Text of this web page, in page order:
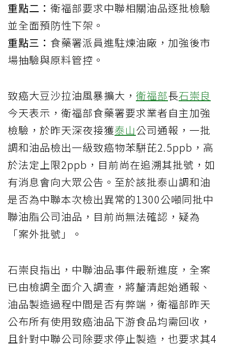
重點二： 衛福部要求中聯相關油品逐批檢驗
並全面預防性下架。
重點三： 食藥署派員進駐煉油廠，加強後市
場抽驗與原料管控。
致癌大豆沙拉油風暴擴大， 衛福部長石崇良
今天表示，衛福部食藥署要求業者自主加強
檢驗，於昨天深夜接獲泰山公司通報，一批
調和油品檢出一級致癌物苯駢芘2.5ppb，高
於法定上限2ppb，目前尚在追溯其批號，如
有消息會向大眾公告。至於該批泰山調和油
是否為中聯本次檢出異常的1300公噸同批中
聯油脂公司油品，目前尚無法確認，疑為
「案外批號」。
石崇良指出，中聯油品事件最新進度，全案
已由檢調全面介入調查，將釐清起始通報、
油品製造過程中間是否有弊端，衛福部昨天
公布所有使用致癌油品下游食品均需回收，
且針對中聯公司除要求停止製造，也要求其4